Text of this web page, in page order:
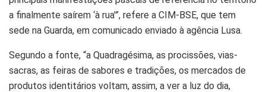
a finalmente saírem ‘à rua'”, refere a CIM-BSE, que tem
sede na Guarda, em comunicado enviado à agência Lusa.
Segundo a fonte, “a Quadragésima, as procissões, vias-
sacras, as feiras de sabores e tradições, os mercados de
produtos identitários voltam, assim, a ver a luz do dia,